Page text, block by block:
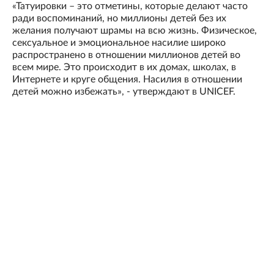
«Татуировки – это отметины, которые делают часто
ради воспоминаний, но миллионы детей без их
желания получают шрамы на всю жизнь. Физическое,
сексуальное и эмоциональное насилие широко
распространено в отношении миллионов детей во
всем мире. Это происходит в их домах, школах, в
Интернете и круге общения. Насилия в отношении
детей можно избежать», - утверждают в UNICEF.